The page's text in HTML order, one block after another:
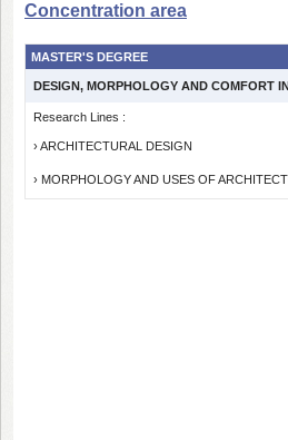
Concentration area
MASTER'S DEGREE
DESIGN, MORPHOLOGY AND COMFORT
Research Lines :
› ARCHITECTURAL DESIGN
› MORPHOLOGY AND USES OF